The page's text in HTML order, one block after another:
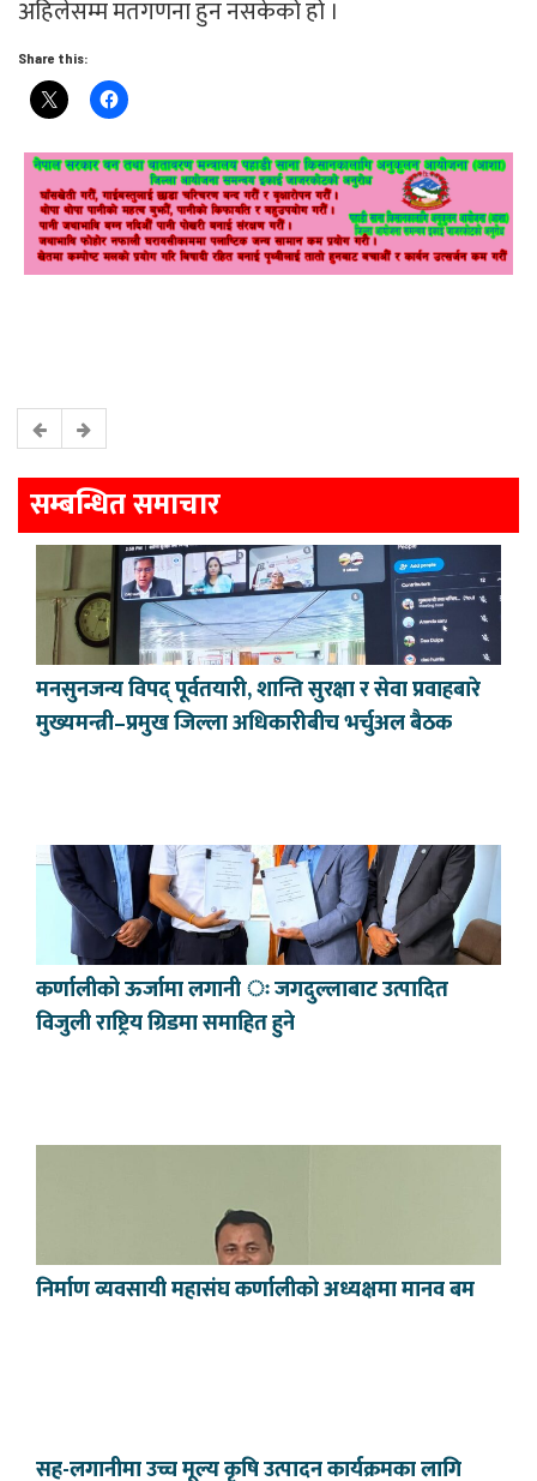
अहिलेसम्म मतगणना हुन नसकेको हो ।
Share this:
सम्बन्धित समाचार
मनसुनजन्य विपद् पूर्वतयारी, शान्ति सुरक्षा र सेवा प्रवाहबारे
मुख्यमन्त्री–प्रमुख जिल्ला अधिकारीबीच भर्चुअल बैठक
कर्णालीको ऊर्जामा लगानी ः जगदुल्लाबाट उत्पादित
विजुली राष्ट्रिय ग्रिडमा समाहित हुने
निर्माण व्यवसायी महासंघ कर्णालीको अध्यक्षमा मानव बम
सह-लगानीमा उच्च मूल्य कृषि उत्पादन कार्यक्रमका लागि